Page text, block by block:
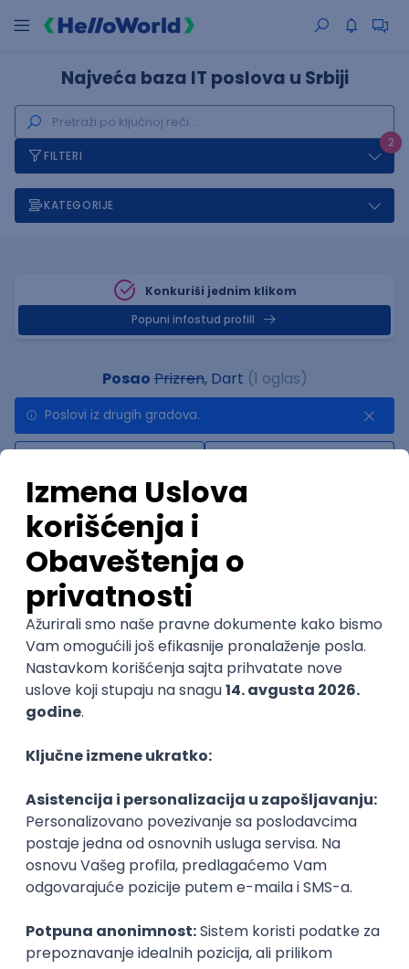
Najveća baza IT poslova u Srbiji
2
FILTERI
KATEGORIJE
Konkuriši jednim klikom
Popuni infostud profill
PosaoPrizren, Dart (1 oglas)
Poslovi iz drugih gradova.
Najnovije Uskoro ističe
Flutter Developer (Medior)
Factory World Wide
3
Beograd
04.09.2026.
iOS Android Java Git
Kotlin
Firebase Flutter Intermediate @
POSLOVI NA MAIL
SENIORITET
NAČIN RADA
Najnoviji poslovi svakog dana u tvom
inboxu
Prijavi se